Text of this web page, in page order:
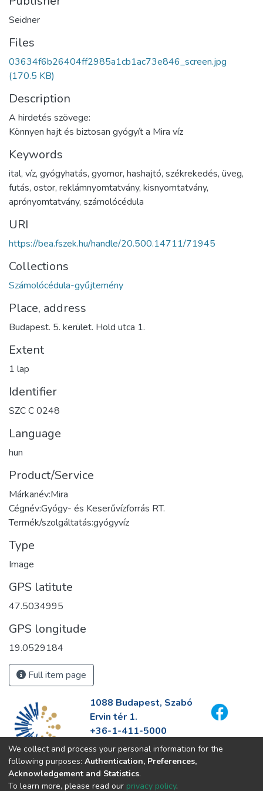
Seidner
Files
03634f6b26404ff2985a1cb1ac73e846_screen.jpg
(170.5 KB)
Description
A hirdetés szövege:
Könnyen hajt és biztosan gyógyít a Mira víz
Keywords
ital, víz, gyógyhatás, gyomor, hashajtó, székrekedés, üveg,
futás, ostor, reklámnyomtatvány, kisnyomtatvány,
aprónyomtatvány, számolócédula
URI
https://bea.fszek.hu/handle/20.500.14711/71945
Collections
Számolócédula-gyűjtemény
Place, address
Budapest. 5. kerület. Hold utca 1.
Extent
1 lap
Identifier
SZC C 0248
Language
hun
Product/Service
Márkanév:Mira
Cégnév:Gyógy- és Keserűvízforrás RT.
Termék/szolgáltatás:gyógyvíz
Type
Image
GPS latitute
47.5034995
GPS longitude
19.0529184
Full item page
1088 Budapest, Szabó
Ervin tér 1.
+36-1-411-5000
info@fszek.hu
https://fszek.hu
We collect and process your personal information for the
following purposes: Authentication, Preferences,
Acknowledgement and Statistics.
To learn more, please read our privacy policy.